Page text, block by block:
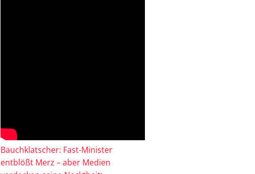
Bauchklatscher: Fast-Minister
entblößt Merz – aber Medien